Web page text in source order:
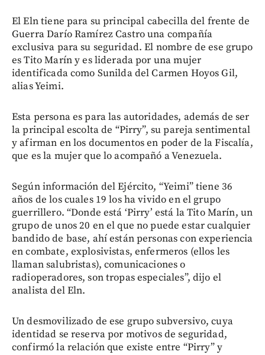
El Eln tiene para su principal cabecilla del frente de
Guerra Darío Ramírez Castro una compañía
exclusiva para su seguridad. El nombre de ese grupo
es Tito Marín y es liderada por una mujer
identificada como Sunilda del Carmen Hoyos Gil,
alias Yeimi.
Esta persona es para las autoridades, además de ser
la principal escolta de “Pirry”, su pareja sentimental
y afirman en los documentos en poder de la Fiscalía,
que es la mujer que lo acompañó a Venezuela.
Según información del Ejército, “Yeimi” tiene 36
años de los cuales 19 los ha vivido en el grupo
guerrillero. “Donde está ‘Pirry’ está la Tito Marín, un
grupo de unos 20 en el que no puede estar cualquier
bandido de base, ahí están personas con experiencia
en combate, explosivistas, enfermeros (ellos les
llaman salubristas), comunicaciones o
radioperadores, son tropas especiales”, dijo el
analista del Eln.
Un desmovilizado de ese grupo subversivo, cuya
identidad se reserva por motivos de seguridad,
confirmó la relación que existe entre “Pirry” y